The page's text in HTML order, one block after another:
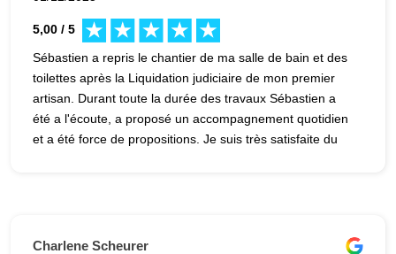
5,00 / 5
Sébastien a repris le chantier de ma salle de bain et des
toilettes après la Liquidation judiciaire de mon premier
artisan. Durant toute la durée des travaux Sébastien a
été a l'écoute, a proposé un accompagnement quotidien
et a été force de propositions. Je suis très satisfaite du
Charlene Scheurer